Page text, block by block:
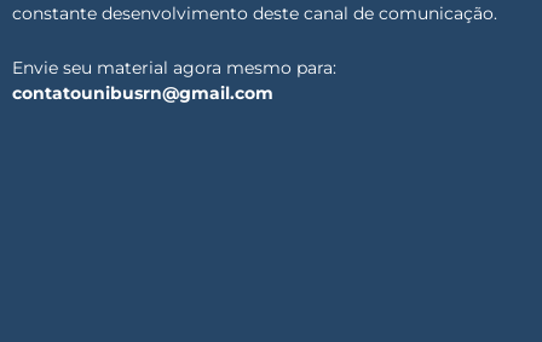
constante desenvolvimento deste canal de comunicação.
Envie seu material agora mesmo para:
contatounibusrn@gmail.com